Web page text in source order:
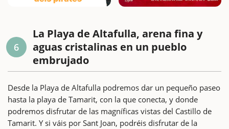
6
La Playa de Altafulla, arena fina y
aguas cristalinas en un pueblo
embrujado
Desde la Playa de Altafulla podremos dar un pequeño paseo
hasta la playa de Tamarit, con la que conecta, y donde
podremos disfrutar de las magníficas vistas del Castillo de
Tamarit. Y si váis por Sant Joan, podréis disfrutar de la